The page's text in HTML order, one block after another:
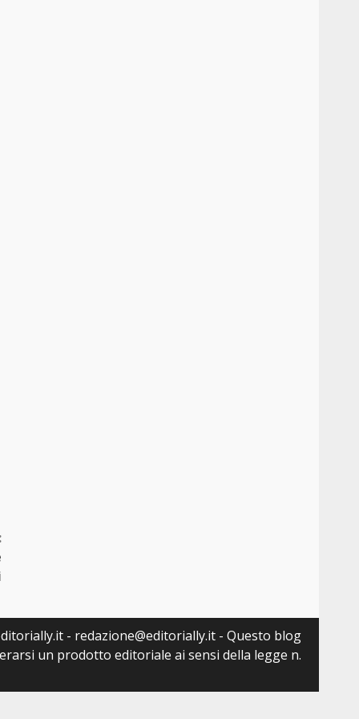
- redazione@editorially.it - Questo blog
un prodotto editoriale ai sensi della legge n.